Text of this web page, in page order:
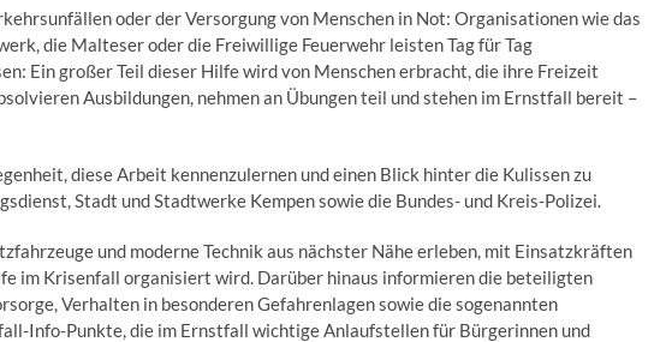
oder der Versorgung von Menschen in Not: Organisationen wie das
die Malteser oder die Freiwillige Feuerwehr leisten Tag für Tag
Ein großer Teil dieser Hilfe wird von Menschen erbracht, die ihre Freizeit
Ausbildungen, nehmen an Übungen teil und stehen im Ernstfall bereit –
diese Arbeit kennenzulernen und einen Blick hinter die Kulissen zu
Stadt und Stadtwerke Kempen sowie die Bundes- und Kreis-Polizei.
und moderne Technik aus nächster Nähe erleben, mit Einsatzkräften
im Krisenfall organisiert wird. Darüber hinaus informieren die beteiligten
Verhalten in besonderen Gefahrenlagen sowie die sogenannten
Info-Punkte, die im Ernstfall wichtige Anlaufstellen für Bürgerinnen und